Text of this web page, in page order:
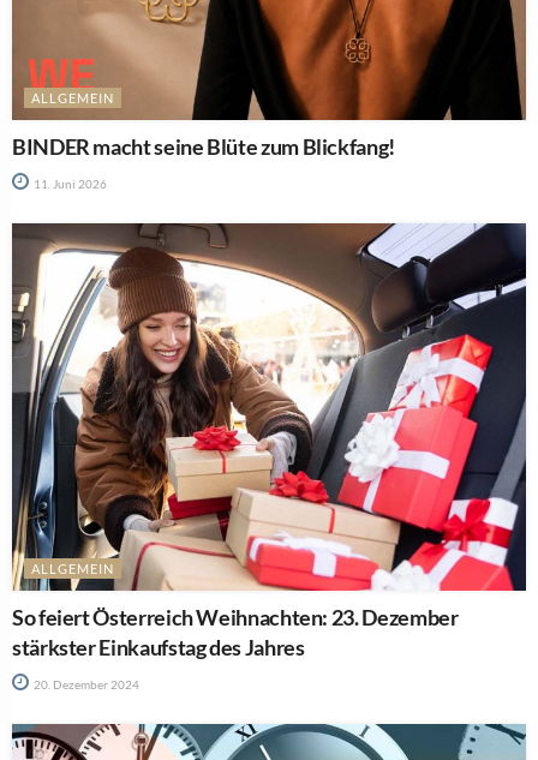
ALLGEMEIN
BINDER macht seine Blüte zum Blickfang!
11. Juni 2026
ALLGEMEIN
So feiert Österreich Weihnachten: 23. Dezember
stärkster Einkaufstag des Jahres
20. Dezember 2024